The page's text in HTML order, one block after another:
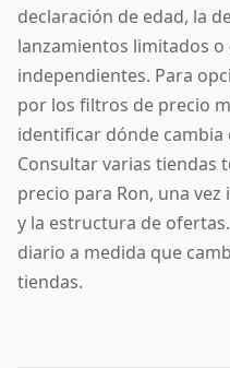
declaración de edad, la
lanzamientos limitados
independientes. Para
por los filtros de precio
identificar dónde cambia
Consultar varias tiendas
precio para Ron, una
y la estructura de
diario a medida que
tiendas.